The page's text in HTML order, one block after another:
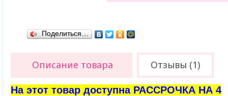
Поделиться…
Описание товара Отзывы (1)
На этот товар доступна РАССРОЧКА НА 4